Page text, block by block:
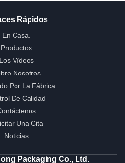
Rápidos
En Casa.
Productos
Los Vídeos
Nosotros
Por La Fábrica
De Calidad
Una Cita
Noticias
Packaging Co., Ltd.